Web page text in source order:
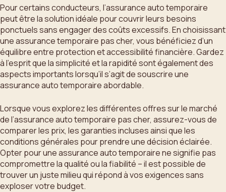
Pour certains conducteurs, l’assurance auto temporaire
peut être la solution idéale pour couvrir leurs besoins
ponctuels sans engager des coûts excessifs. En choisissant
une assurance temporaire pas cher, vous bénéficiez d’un
équilibre entre protection et accessibilité financière. Gardez
à l’esprit que la simplicité et la rapidité sont également des
aspects importants lorsqu’il s’agit de souscrire une
assurance auto temporaire abordable.
Lorsque vous explorez les différentes offres sur le marché
de l’assurance auto temporaire pas cher, assurez-vous de
comparer les prix, les garanties incluses ainsi que les
conditions générales pour prendre une décision éclairée.
Opter pour une assurance auto temporaire ne signifie pas
compromettre la qualité ou la fiabilité – il est possible de
trouver un juste milieu qui répond à vos exigences sans
exploser votre budget.